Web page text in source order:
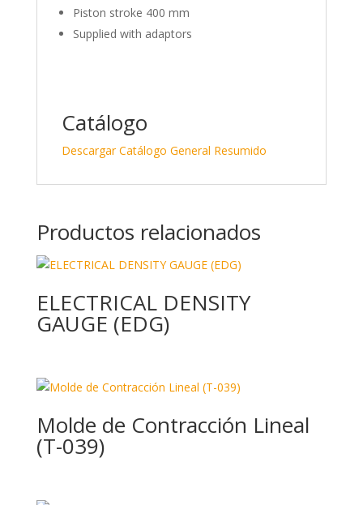
Piston stroke 400 mm
Supplied with adaptors
Catálogo
Descargar Catálogo General Resumido
Productos relacionados
ELECTRICAL DENSITY
GAUGE (EDG)
Molde de Contracción Lineal
(T-039)